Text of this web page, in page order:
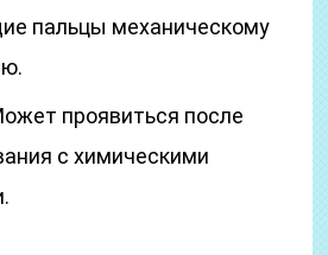
пальцы механическому
проявиться после
с химическими